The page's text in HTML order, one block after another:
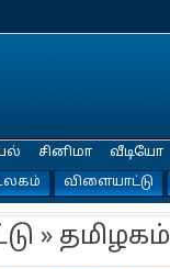
விளையாட்டு
சினிமா வீடியோ
» தமிழகம்